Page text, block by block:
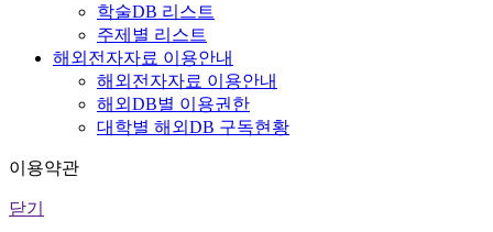
학술DB 리스트
주제별 리스트
해외전자자료 이용안내
해외전자자료 이용안내
해외DB별 이용권한
대학별 해외DB 구독현황
이용약관
닫기